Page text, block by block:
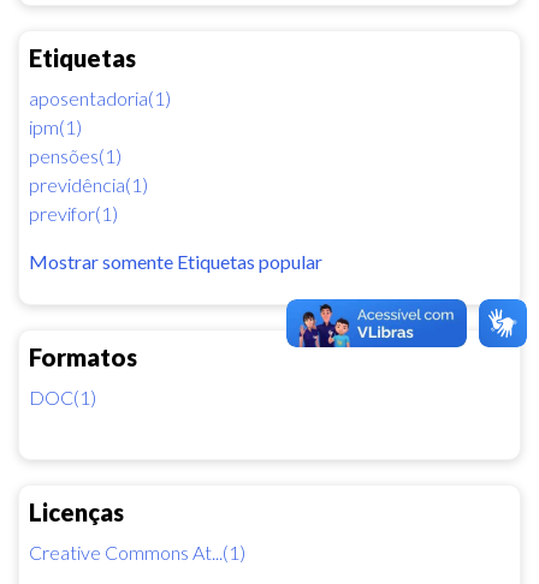
Etiquetas
aposentadoria(1)
ipm(1)
pensões(1)
previdência(1)
previfor(1)
Mostrar somente Etiquetas popular
Formatos
DOC(1)
Licenças
Creative Commons At...(1)